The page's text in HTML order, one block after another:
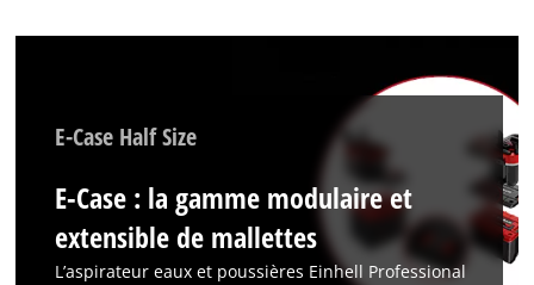
E-Case Half Size
E-Case : la gamme modulaire et
extensible de mallettes
L’aspirateur eaux et poussières Einhell Professional